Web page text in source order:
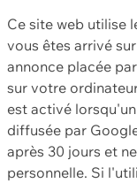
Ce site web utilise
vous êtes arrivé
annonce placée
sur votre
est activé
diffusée par
après 30 jours et
personnelle. Si